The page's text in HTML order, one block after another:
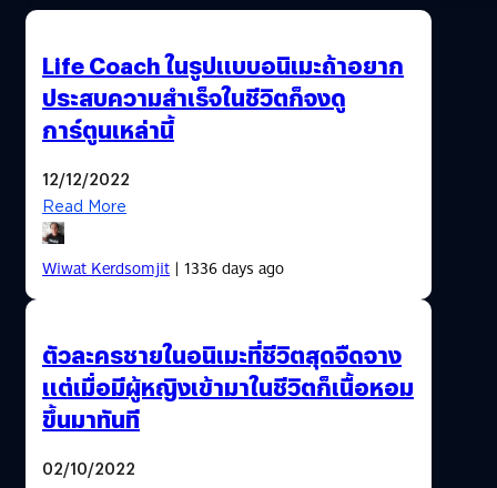
Life Coach ในรูปแบบอนิเมะถ้าอยาก
ประสบความสำเร็จในชีวิตก็จงดู
การ์ตูนเหล่านี้
12/12/2022
Read More
Wiwat Kerdsomjit| 1336 days ago
ตัวละครชายในอนิเมะที่ชีวิตสุดจืดจาง
แต่เมื่อมีผู้หญิงเข้ามาในชีวิตก็เนื้อหอม
ขึ้นมาทันที
02/10/2022